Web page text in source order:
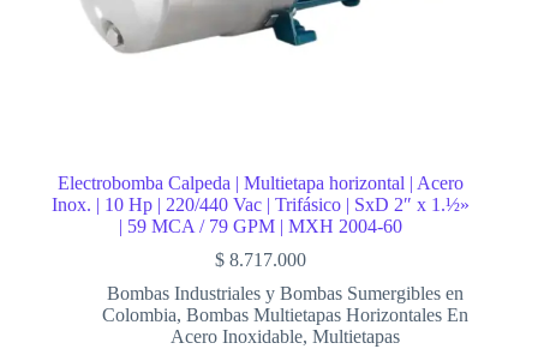
Electrobomba Calpeda | Multietapa horizontal | Acero
Inox. | 10 Hp | 220/440 Vac | Trifásico | SxD 2″ x 1.½»
| 59 MCA / 79 GPM | MXH 2004-60
$ 8.717.000
Bombas Industriales y Bombas Sumergibles en
Colombia, Bombas Multietapas Horizontales En
Acero Inoxidable, Multietapas